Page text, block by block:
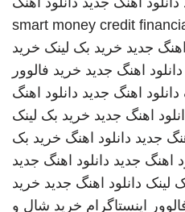
smart money credit
اهنگ جدید خرید بک لینک خرید
دانلود اهنگ جدید خرید فالوور
دانلود اهنگ جدید دانلود اهنگ
اهنگ جدید خرید بک لینک
جدید دانلود اهنگ خرید بک
اهنگ جدید دانلود اهنگ جدید
لینک دانلود اهنگ جدید خرید
اینستاگرام خرید شال و